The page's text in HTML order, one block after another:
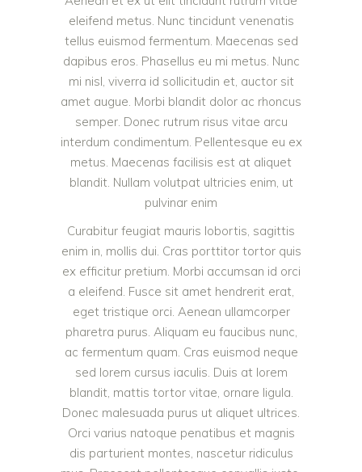
eleifend metus. Nunc tincidunt venenatis
tellus euismod fermentum. Maecenas sed
dapibus eros. Phasellus eu mi metus. Nunc
mi nisl, viverra id sollicitudin et, auctor sit
amet augue. Morbi blandit dolor ac rhoncus
semper. Donec rutrum risus vitae arcu
interdum condimentum. Pellentesque eu ex
metus. Maecenas facilisis est at aliquet
blandit. Nullam volutpat ultricies enim, ut
pulvinar enim
Curabitur feugiat mauris lobortis, sagittis
enim in, mollis dui. Cras porttitor tortor quis
ex efficitur pretium. Morbi accumsan id orci
a eleifend. Fusce sit amet hendrerit erat,
eget tristique orci. Aenean ullamcorper
pharetra purus. Aliquam eu faucibus nunc,
ac fermentum quam. Cras euismod neque
sed lorem cursus iaculis. Duis at lorem
blandit, mattis tortor vitae, ornare ligula.
Donec malesuada purus ut aliquet ultrices.
Orci varius natoque penatibus et magnis
dis parturient montes, nascetur ridiculus